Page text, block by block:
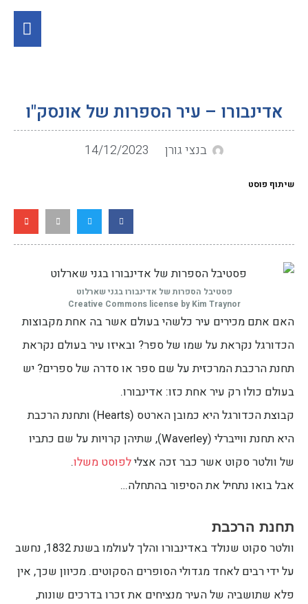
אדינבורו – עיר הספרות של אונסק"ו
בנצי גורן 14/12/2023
שיתוף פוסט
פסטיבל הספרות של אדינבורו בגני שארלוט
Creative Commons license by Kim Traynor
האם אתם מכירים עיר כלשהי בעולם אשר בה אחת מקבוצות
הכדורגל נקראת על שמו של ספר? ובאיזו עיר בעולם נקראת
תחנת הרכבת המרכזית על שם ספר או סדרה של ספרים? יש
בעולם כולו רק עיר אחת כזו: אדינבורו.
קבוצת הכדורגל היא כמובן הארטס (Hearts) ותחנת הרכבת
היא תחנת ווייברלי (Waverley), שתיהן קרויות על שם כתביו
של וולטר סקוט אשר כבר זכה אצלילפוסט משלו.
אבל בואו נתחיל את הסיפור בהתחלה…
תחנת הרכבת
וולטר סקוט שנולד באדינבורו והלך לעולמו בשנת 1832, נחשב
על ידי רבים לאחד מגדולי הסופרים הסקוטים. מכיוון שכך, אין
פלא שתושביה של העיר מנציחים את זכרו בדרכים שונות,